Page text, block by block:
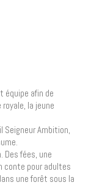
équipe afin de
la jeune
Ambition,
Des fées, une
conte pour adultes
une forêt sous la